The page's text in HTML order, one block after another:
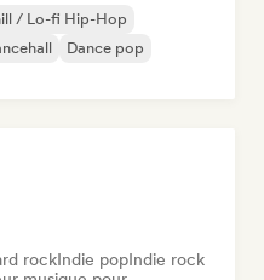
/ Lo-fi Hip-Hop
Dance pop
rockIndie popIndie rock